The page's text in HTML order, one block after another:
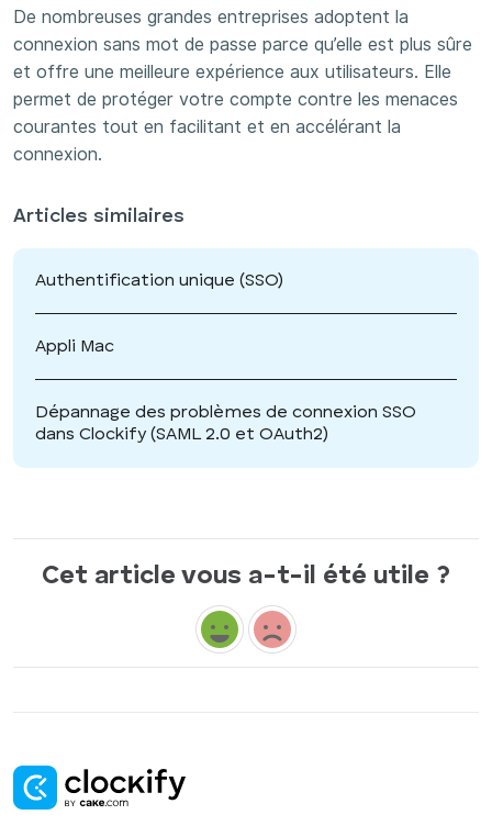
De nombreuses grandes entreprises adoptent la
connexion sans mot de passe parce qu’elle est plus sûre
et offre une meilleure expérience aux utilisateurs. Elle
permet de protéger votre compte contre les menaces
courantes tout en facilitant et en accélérant la
connexion.
Articles similaires
Authentification unique (SSO)
Appli Mac
Dépannage des problèmes de connexion SSO
dans Clockify (SAML 2.0 et OAuth2)
Cet article vous a-t-il été utile ?